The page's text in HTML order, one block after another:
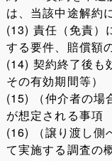
は、当該中途解約
(13) 責任（免責）
する要件、賠償額
(14) 契約終了後も
その有効期間等）
(15) （仲介者の場
が想定される事項
(16) （譲り渡し側
て実施する調査の